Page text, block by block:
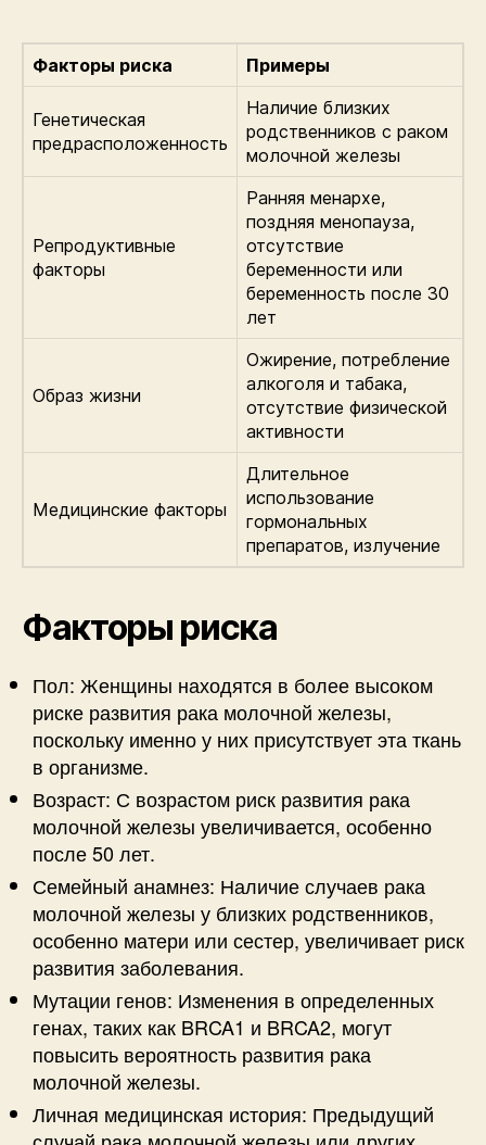
Факторы риска Примеры
Генетическая
предрасположенность
Наличие близких
родственников с раком
молочной железы
Репродуктивные
факторы
Ранняя менархе,
поздняя менопауза,
отсутствие
беременности или
беременность после 30
лет
Образ жизни
Ожирение, потребление
алкоголя и табака,
отсутствие физической
активности
Медицинские факторы
Длительное
использование
гормональных
препаратов, излучение
Факторы риска
Пол: Женщины находятся в более высоком
риске развития рака молочной железы,
поскольку именно у них присутствует эта ткань
в организме.
Возраст: С возрастом риск развития рака
молочной железы увеличивается, особенно
после 50 лет.
Семейный анамнез: Наличие случаев рака
молочной железы у близких родственников,
особенно матери или сестер, увеличивает риск
развития заболевания.
Мутации генов: Изменения в определенных
генах, таких как BRCA1 и BRCA2, могут
повысить вероятность развития рака
молочной железы.
Личная медицинская история: Предыдущий